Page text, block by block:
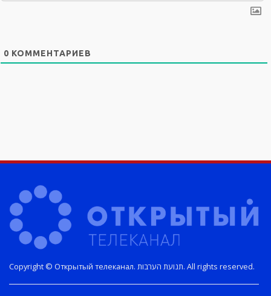
0 КОММЕНТАРИЕВ
Copyright © Открытый телеканал. תנועת הערבות. All rights reserved.